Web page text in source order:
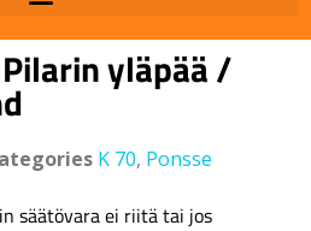
yläpää /
K 70, Ponsse
säätövara ei riitä tai jos